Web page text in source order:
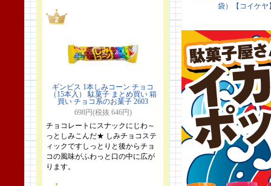
ギンビス 1本しみコーン チョコ
（15本入） 駄菓子 まとめ買い 箱
買い チョコ系のお菓子 2603
698円(税抜 646円)
チョコレートにスナックにじわ～
っとしみこんだ★ しみチョコステ
ィックですしっとりと後からチョ
コの風味がふわっと口の中に広が
ります。